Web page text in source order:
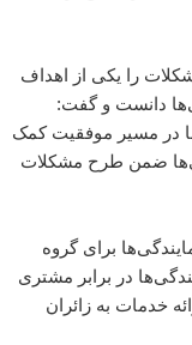
را یکی از اهداف
دانست و گفت:
در مسیر موفقیت کمک
ضمن طرح مشکلات
برای گروه
در برابر مشتری
خدمات به زائران